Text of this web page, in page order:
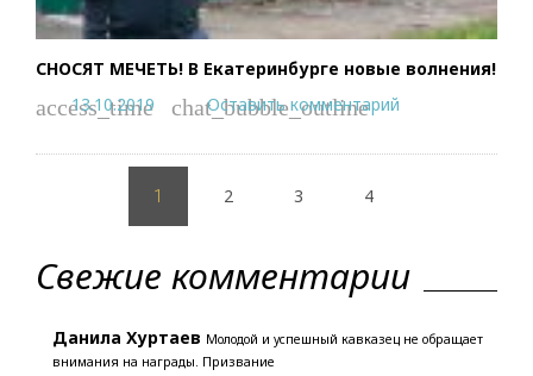
СНОСЯТ МЕЧЕТЬ! В Екатеринбурге новые волнения!
access_time
13.10.2019 chat_bubble_outline
Оставить комментарий
1 2 3 4
Свежие комментарии
Данила Хуртаев Молодой и успешный кавказец не обращает
внимания на награды. Призвание